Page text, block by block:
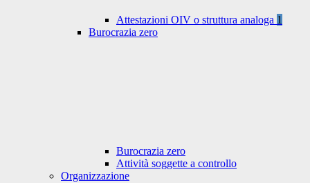
Attestazioni OIV o struttura analoga 1
Burocrazia zero
Burocrazia zero
Attività soggette a controllo
Organizzazione